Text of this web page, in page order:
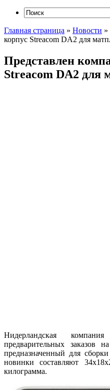
Главная страница » Новости »
корпус Streacom DA2 для
Представлен
Streacom DA2 для
Нидерландская
предварительных заказов
предназначенный для
новинки составляют
килограмма.